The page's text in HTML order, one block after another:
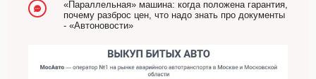
«Параллельная» машина: когда положена гарантия,
почему разброс цен, что надо знать про документы
- «Автоновости»